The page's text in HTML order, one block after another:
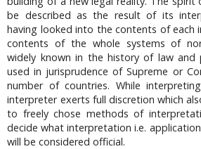
be described as the result of its
having looked into the contents of each
contents of the whole systems of
widely known in the history of law and
used in jurisprudence of Supreme or
number of countries. While
interpreter exerts full discretion which
to freely chose methods of
decide what interpretation i.e.
will be considered official.